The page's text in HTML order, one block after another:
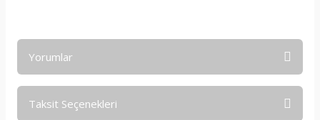
Yorumlar
Taksit Seçenekleri